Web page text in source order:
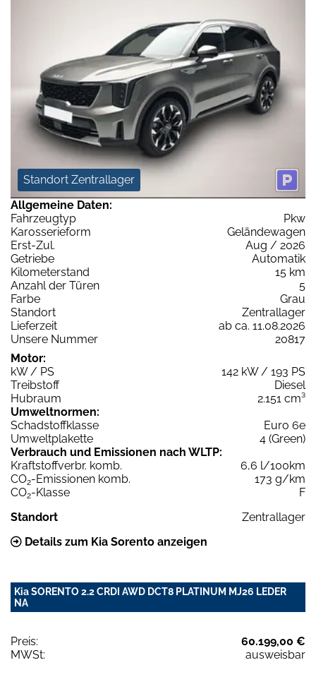
Standort Zentrallager
Allgemeine Daten:
Fahrzeugtyp
Pkw
Karosserieform
Geländewagen
Erst-Zul.
Aug / 2026
Getriebe
Automatik
Kilometerstand
15 km
Anzahl der Türen
5
Farbe
Grau
Standort
Zentrallager
Lieferzeit
ab ca. 11.08.2026
Unsere Nummer
20817
Motor:
kW / PS
142 kW / 193 PS
Treibstoff
Diesel
Hubraum
2.151 cm³
Umweltnormen:
Schadstoffklasse
Euro 6e
Umweltplakette
4 (Green)
Verbrauch und Emissionen nach WLTP:
Kraftstoffverbr. komb.
6,6 l/100km
CO2-Emissionen komb.
173 g/km
CO2-Klasse
F
Standort
Zentrallager
Details zum Kia Sorento anzeigen
Kia SORENTO 2.2 CRDI AWD DCT8 PLATINUM MJ26 LEDER
NA
Preis:
60.199,00 €
MWSt:
ausweisbar